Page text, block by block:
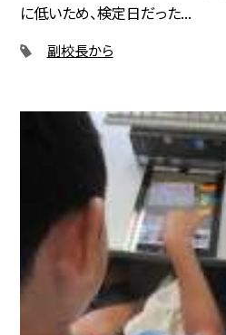
に低いため、検定日だった...
副校長から